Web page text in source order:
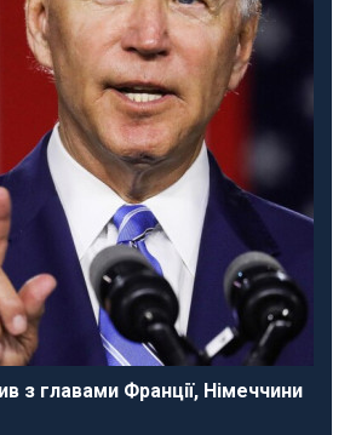
з главами Франції, Німеччини